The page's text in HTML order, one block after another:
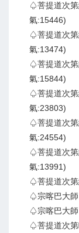
♤菩提道次
氣:15446)
♤菩提道次
氣:13474)
♤菩提道次
氣:15844)
♤菩提道次
氣:23803)
♤菩提道次
氣:24554)
♤菩提道次
氣:13991)
♤菩提道次
♤宗喀巴大
♤宗喀巴大
♤菩提道次